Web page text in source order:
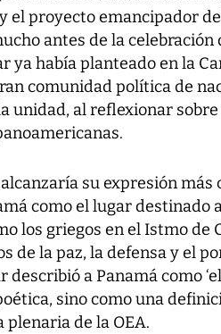
el proyecto emancipador
antes de la
ya había planteado en la
comunidad política de
unidad, al reflexionar
su expresión
como el lugar destinado
los griegos en el Istmo de
de la paz, la defensa y el
describió a Panamá como
sino como una
plenaria de la OEA.